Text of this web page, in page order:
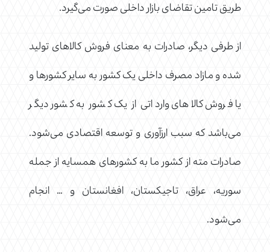
طریق تامین تقاضای بازار داخلی صورت می‌گیرد.
از طرفی دیگر، صادرات به معنای فروش کالاهای تولید
شده و مازاد مصرف داخلی یک کشور به سایر کشورها و
یا فروش کالاهای وارداتی از یک کشور به کشور دیگر
می‌باشد که سبب ارزآوری و توسعه اقتصادی می‌شود.
صادرات مته از کشور ما به کشورهای همسایه از جمله
سوریه، عراق، تاجیکستان، افغانستان و … انجام
می‌شود.